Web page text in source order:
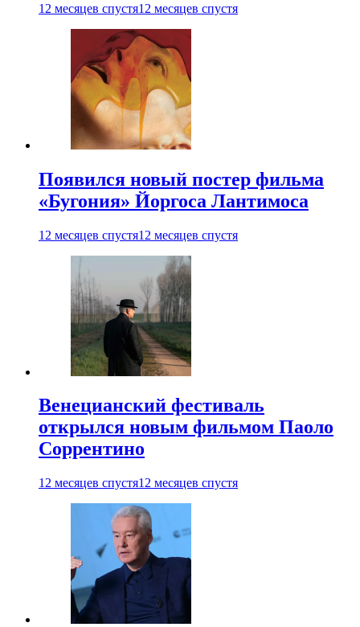
12 месяцев спустя12 месяцев спустя
Появился новый постер фильма
«Бугония» Йоргоса Лантимоса
12 месяцев спустя12 месяцев спустя
Венецианский фестиваль
открылся новым фильмом Паоло
Соррентино
12 месяцев спустя12 месяцев спустя